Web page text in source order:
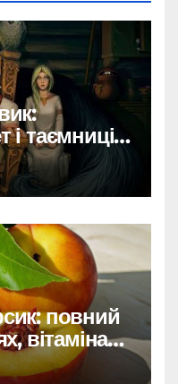
і таємниці
повний
вітамінах і